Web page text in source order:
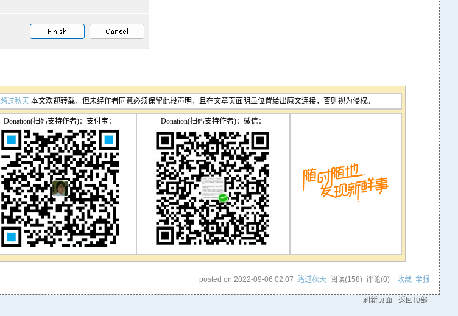
路过秋天本文欢迎转载，但未经作者同意必须保留此段声明，且在文章页面明显位置给出原文连接，否则视为侵权。
Donation(扫码支持作者)：支付宝： Donation(扫码支持作者)：微信：
posted on 2022-09-06 02:07 路过秋天 阅读(158) 评论(0) 收藏 举报
刷新页面 返回顶部